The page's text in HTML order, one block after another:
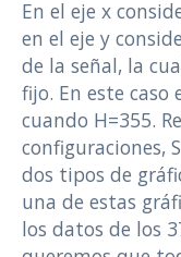
En el eje x
en el eje y
de la señal, la
fijo. En este
cuando H=355.
configuraciones,
dos tipos de
una de estas
los datos de los